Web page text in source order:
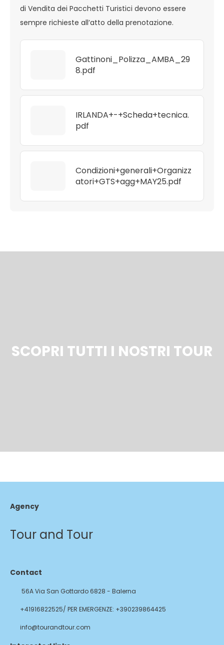
di Vendita dei Pacchetti Turistici devono essere
sempre richieste all’atto della prenotazione.
Gattinoni_Polizza_AMBA_29
8.pdf
IRLANDA+-+Scheda+tecnica.
pdf
Condizioni+generali+Organizz
atori+GTS+agg+MAY25.pdf
SCOPRI TUTTI I NOSTRI TOUR
Agency
Tour and Tour
Contact
56A Via San Gottardo 6828 - Balerna
+41916822525/ PER EMERGENZE: +390239864425
info@tourandtour.com